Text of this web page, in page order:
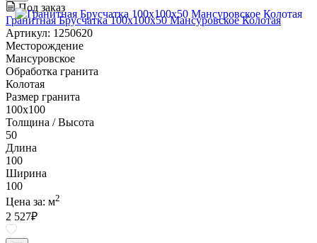
Под заказ
Гранитная Брусчатка 100х100x50 Мансуровское Колотая
Артикул: 1250620
Месторождение
Мансуровское
Обработка гранита
Колотая
Размер гранита
100х100
Толщина / Высота
50
Длина
100
Ширина
100
Цена за: м2
2 527₽